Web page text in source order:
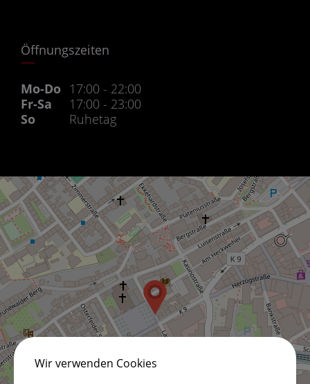
Öffnungszeiten
Mo-Do 17:00 - 22:00
Fr-Sa
17:00 - 23:00
So
Ruhetag
Wir verwenden Cookies